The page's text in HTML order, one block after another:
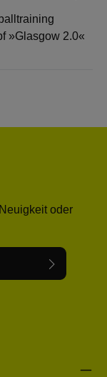
»Glasgow 2.0«
oder